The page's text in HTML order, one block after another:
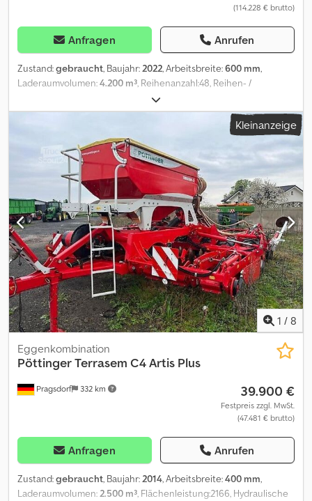
(114.228 € brutto)
Anfragen Anrufen
Zustand:gebraucht, Baujahr:2022, Arbeitsbreite:600 mm,
Laderaumvolumen:4.200 m³, Reihenanzahl:48, Reihen- /
Körperabstand:12,5, Flächenleistung:3980, Hydraulische Klappung,
Spuranreißer, Striegel, Vorlaufmarkierer,
Zweischeibenschare_____CrossboardSch eibenegge 24
einscheibige Düngerscharen40 prallelogrammgeführte
Säscharen mit AndruckrollenIDS-System (Intelligent Distribution
System), bietet zahlreiche Möglichkeiten zur Reihenschaltung
und Anpassung der Säreihen, Bedienung erfolgt entweder per
Tastendruck am Terminal oder automatisch über Task Controller
mit Section Control und Variable Rate Control Feinsaat-
Einrichtung für Breitverteilung zwischen Andruckrollen und
Nachstriegel-Einheit montiert,Lagerort:Kunde Dcjdpfjzdhucox
Afzek
Kleinanzeige
1 / 8
Pragsdorf 332 km
Eggenkombination
PöttingerTerrasem C4 Artis Plus
39.900 €
Festpreis zzgl. MwSt.
(47.481 € brutto)
Anfragen Anrufen
Zustand:gebraucht, Baujahr:2014, Arbeitsbreite:400 mm,
Laderaumvolumen:2.500 m³, Flächenleistung:2166, Hydraulische